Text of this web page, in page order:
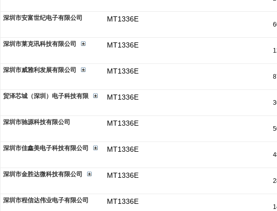
深圳市安富世纪电子有限公司 MT1336E
深圳市莱克讯科技有限公司
MT1336E
深圳市威雅利发展有限公司
MT1336E
贸泽芯城（深圳）电子科技有限 MT1336E
深圳市驰源科技有限公司
MT1336E
深圳市佳鑫美电子科技有限公司 MT1336E
深圳市金胜达微科技有限公司 MT1336E
深圳市程信达伟业电子有限公司 MT1336E